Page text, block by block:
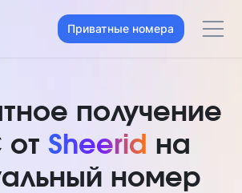
Приватные номера
получение
Sheerid на
номер